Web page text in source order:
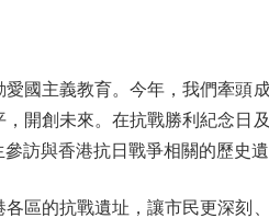
主義教育。今年，我們牽頭成
開創未來。在抗戰勝利紀念日
訪與香港抗日戰爭相關的歷史
的抗戰遺址，讓市民更深刻、